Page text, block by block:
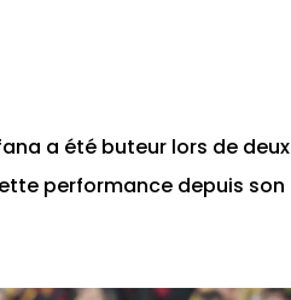
a été buteur lors de deux
performance depuis son